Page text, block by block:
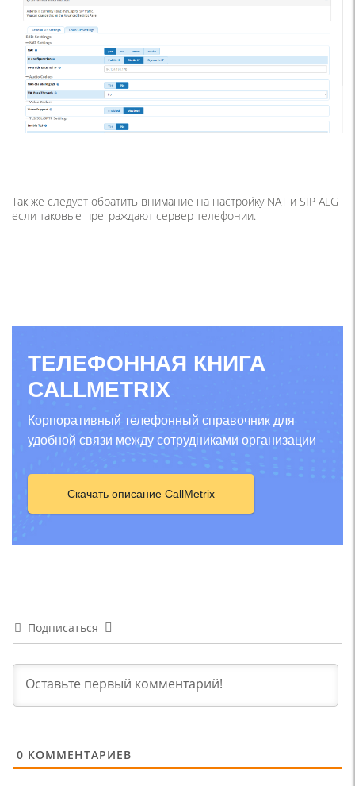
Так же следует обратить внимание на настройку NAT и SIP ALG
если таковые преграждают сервер телефонии.
ТЕЛЕФОННАЯ КНИГА
CALLMETRIX
Корпоративный телефонный справочник для
удобной связи между сотрудниками организации
Скачать описание CallMetrix
Подписаться
0 КОММЕНТАРИЕВ